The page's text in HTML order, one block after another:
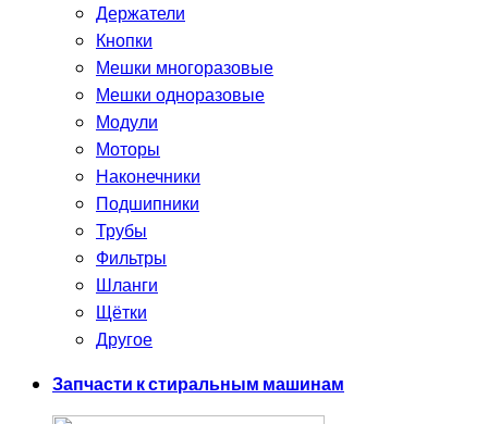
Держатели
Кнопки
Мешки многоразовые
Мешки одноразовые
Модули
Моторы
Наконечники
Подшипники
Трубы
Фильтры
Шланги
Щётки
Другое
Запчасти к стиральным машинам